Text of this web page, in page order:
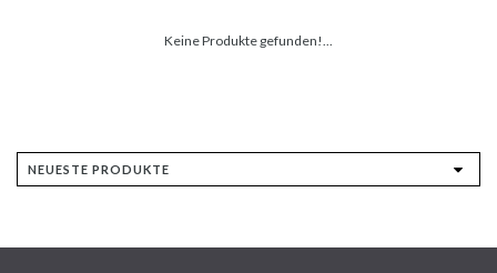
Keine Produkte gefunden!...